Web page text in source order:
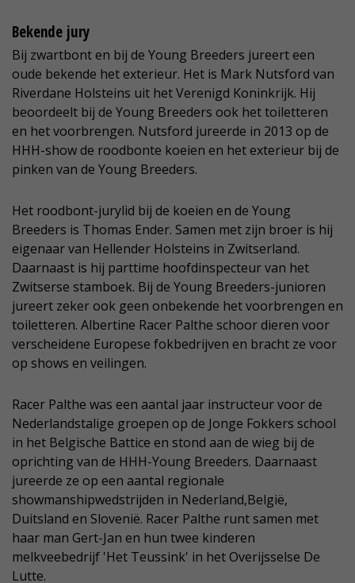
Bekende jury
Bij zwartbont en bij de Young Breeders jureert een
oude bekende het exterieur. Het is Mark Nutsford van
Riverdane Holsteins uit het Verenigd Koninkrijk. Hij
beoordeelt bij de Young Breeders ook het toiletteren
en het voorbrengen. Nutsford jureerde in 2013 op de
HHH-show de roodbonte koeien en het exterieur bij de
pinken van de Young Breeders.
Het roodbont-jurylid bij de koeien en de Young
Breeders is Thomas Ender. Samen met zijn broer is hij
eigenaar van Hellender Holsteins in Zwitserland.
Daarnaast is hij parttime hoofdinspecteur van het
Zwitserse stamboek. Bij de Young Breeders-junioren
jureert zeker ook geen onbekende het voorbrengen en
toiletteren. Albertine Racer Palthe schoor dieren voor
verscheidene Europese fokbedrijven en bracht ze voor
op shows en veilingen.
Racer Palthe was een aantal jaar instructeur voor de
Nederlandstalige groepen op de Jonge Fokkers school
in het Belgische Battice en stond aan de wieg bij de
oprichting van de HHH-Young Breeders. Daarnaast
jureerde ze op een aantal regionale
showmanshipwedstrijden in Nederland,België,
Duitsland en Slovenië. Racer Palthe runt samen met
haar man Gert-Jan en hun twee kinderen
melkveebedrijf 'Het Teussink' in het Overijsselse De
Lutte.